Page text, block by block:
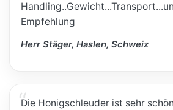
Empfehlung
Herr Stäger, Haslen, Schweiz
Die Honigschleuder ist sehr